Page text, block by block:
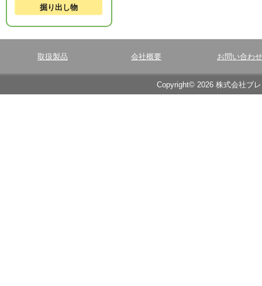
掘り出し物
取扱製品 会社概要 お問い合わせ
Copyright© 2026 株式会社ブ